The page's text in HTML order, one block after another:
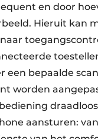
en door
Hieruit kan
een bepaalde
worden
aansturen: